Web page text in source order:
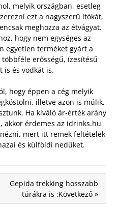
melyik országban, esetleg
ezt a nagyszerű itókát,
meghozza az étvágyat.
hogy nem egységes az
egyetlen terméket gyárt a
erősségű, ízesítésű
is és vodkát is.
hogy éppen a cég melyik
illetve azon is múlik,
Ha kiváló ár-érték arány
akkor érdemes az idrinks.hu
mert itt remek feltételek
és külföldi nedűket.
Gepida trekking hosszabb
túrákra is :Következő »